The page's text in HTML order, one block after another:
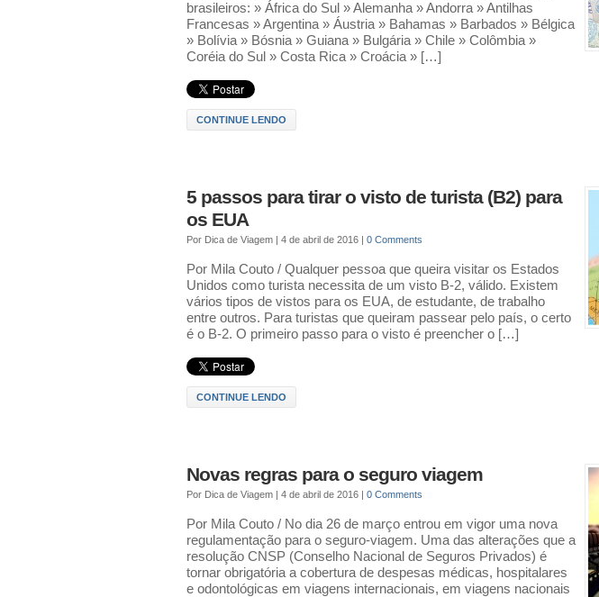
brasileiros: » África do Sul » Alemanha » Andorra » Antilhas
Francesas » Argentina » Áustria » Bahamas » Barbados » Bélgica
» Bolívia » Bósnia » Guiana » Bulgária » Chile » Colômbia »
Coréia do Sul » Costa Rica » Croácia » […]
CONTINUE LENDO
5 passos para tirar o visto de turista (B2) para
os EUA
Por Dica de Viagem | 4 de abril de 2016 | 0 Comments
Por Mila Couto / Qualquer pessoa que queira visitar os Estados
Unidos como turista necessita de um visto B-2, válido. Existem
vários tipos de vistos para os EUA, de estudante, de trabalho
entre outros. Para turistas que queiram passear pelo país, o certo
é o B-2. O primeiro passo para o visto é preencher o […]
CONTINUE LENDO
Novas regras para o seguro viagem
Por Dica de Viagem | 4 de abril de 2016 | 0 Comments
Por Mila Couto / No dia 26 de março entrou em vigor uma nova
regulamentação para o seguro-viagem. Uma das alterações que a
resolução CNSP (Conselho Nacional de Seguros Privados) é
tornar obrigatória a cobertura de despesas médicas, hospitalares
e odontológicas em viagens internacionais, em viagens nacionais